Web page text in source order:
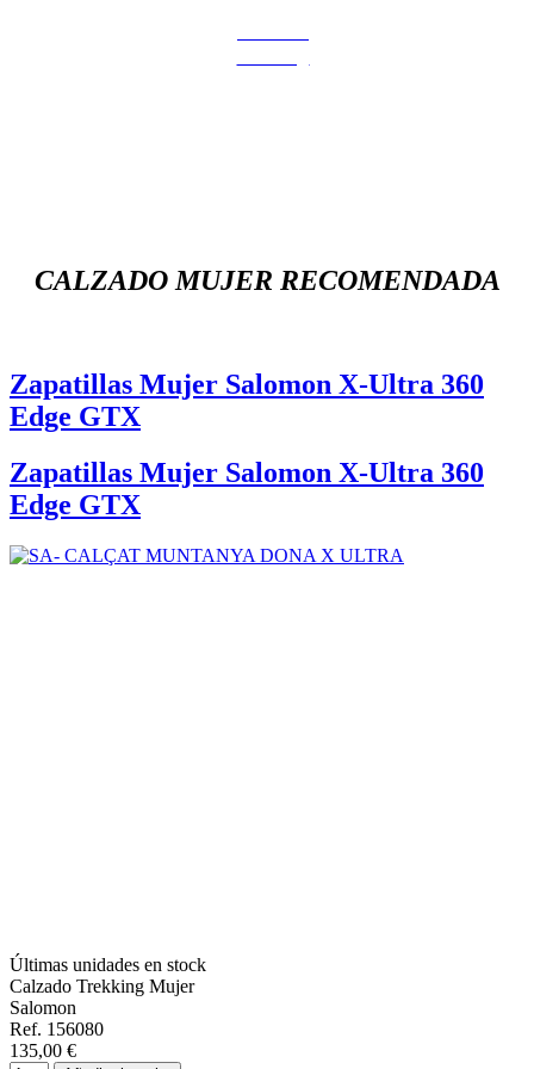
CALZADO MUJER RECOMENDADA
Zapatillas Mujer Salomon X-Ultra 360
Edge GTX
Zapatillas Mujer Salomon X-Ultra 360
Edge GTX
Últimas unidades en stock
Calzado Trekking Mujer
Salomon
Ref. 156080
135,00 €